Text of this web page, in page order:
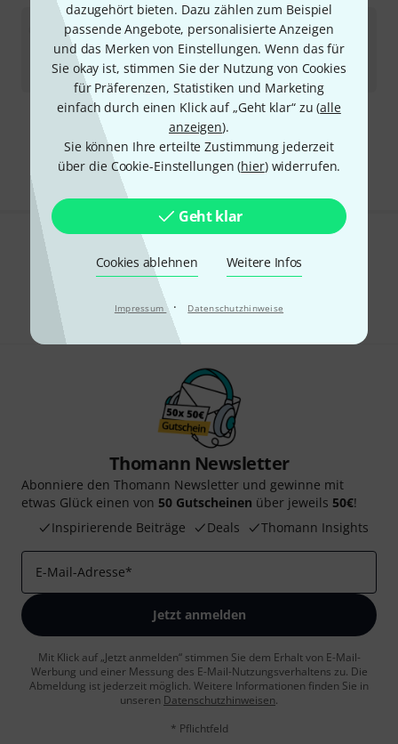
dazugehört bieten. Dazu zählen zum Beispiel
passende Angebote, personalisierte Anzeigen
und das Merken von Einstellungen. Wenn das für
Sie okay ist, stimmen Sie der Nutzung von Cookies
für Präferenzen, Statistiken und Marketing
einfach durch einen Klick auf „Geht klar“ zu (alle
anzeigen).
Sie können Ihre erteilte Zustimmung jederzeit
über die Cookie-Einstellungen (hier) widerrufen.
Geht klar
Cookies ablehnen Weitere Infos
Impressum · Datenschutzhinweise
Osram HMI Digital 4000 G38
In ca. einer Woche lieferbar
339 €
Kostenloser Versand ab 29 €
Alle Preise inkl. MwSt.
Gefällt Ihnen, was Sie sehen?
Thomann Newsletter
Abonniere den Thomann Newsletter und gewinne mit
etwas Glück einen von 50 Gutscheinen über jeweils 50€!
Inspirierende Beiträge
Deals Thomann Insights
E-Mail-Adresse*
Jetzt anmelden
Mit Klick auf „Jetzt anmelden“ stimmen Sie dem Erhalt von E-Mail-
Werbung und einer Messung des E-Mail-Nutzungsverhaltens zu. Die
Abmeldung ist jederzeit möglich. Weitere Informationen finden Sie in
unseren Datenschutzhinweisen.
* Pflichtfeld